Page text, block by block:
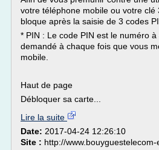
votre téléphone mobile ou votre clé
bloque après la saisie de 3 codes
* PIN : Le code PIN est le numéro
demandé à chaque fois que vous
mobile.
Haut de page
Débloquer sa carte...
Lire la suite
Date: 2017-04-24 12:26:10
Site : http://